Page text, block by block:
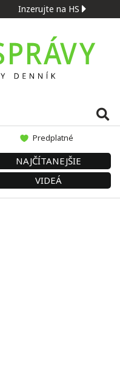
Inzerujte na HS
Predplatné
NAJČÍTANEJŠIE
VIDEÁ